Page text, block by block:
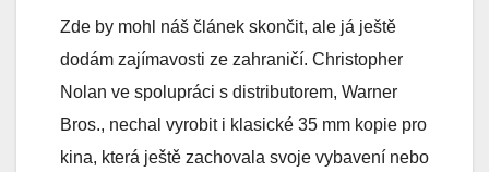
Zde by mohl náš článek skončit, ale já ještě
dodám zajímavosti ze zahraničí. Christopher
Nolan ve spolupráci s distributorem, Warner
Bros., nechal vyrobit i klasické 35 mm kopie pro
kina, která ještě zachovala svoje vybavení nebo